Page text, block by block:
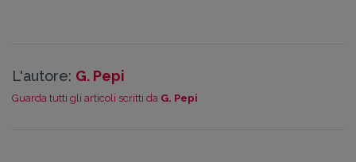
L'autore: G. Pepi
Guarda tutti gli articoli scritti da G. Pepi